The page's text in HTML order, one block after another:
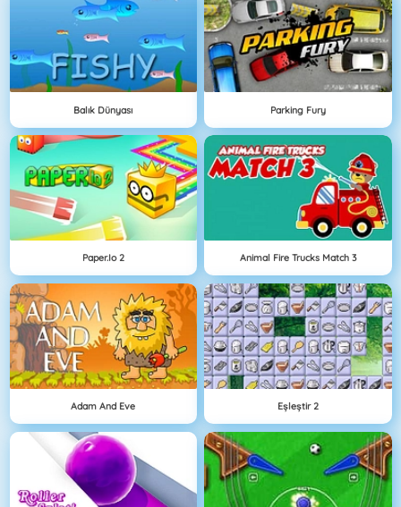
Balık Dünyası Parking Fury
Paper.io 2 Animal Fire Trucks Match 3
Adam And Eve Eşleştir 2